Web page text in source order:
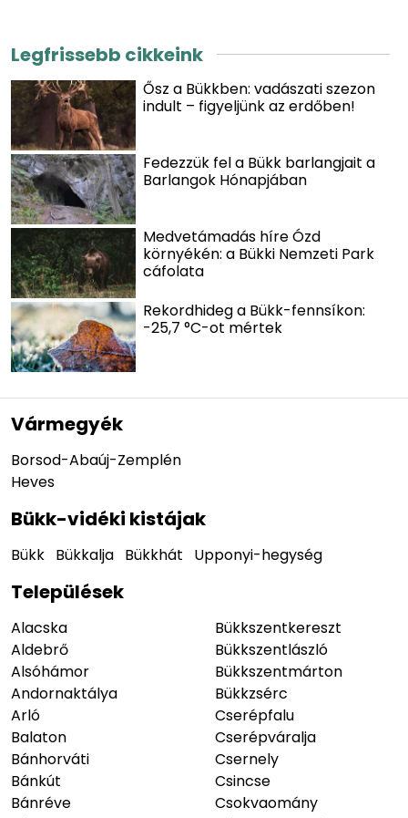
Legfrissebb cikkeink
Ősz a Bükkben: vadászati szezon
indult – figyeljünk az erdőben!
Fedezzük fel a Bükk barlangjait a
Barlangok Hónapjában
Medvetámadás híre Ózd
környékén: a Bükki Nemzeti Park
cáfolata
Rekordhideg a Bükk-fennsíkon:
-25,7 °C-ot mértek
Vármegyék
Borsod-Abaúj-Zemplén
Heves
Bükk-vidéki kistájak
Bükk Bükkalja Bükkhát Upponyi-hegység
Települések
Alacska
Aldebrő
Alsóhámor
Andornaktálya
Arló
Balaton
Bánhorváti
Bánkút
Bánréve
Bükkszentkereszt
Bükkszentlászló
Bükkszentmárton
Bükkzsérc
Cserépfalu
Cserépváralja
Csernely
Csincse
Csokvaomány